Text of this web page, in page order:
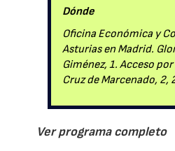
Dónde
Oficina Económica y
Asturias en Madrid.
Giménez, 1. Acceso
Cruz de Marcenado, 2,
Ver programa completo